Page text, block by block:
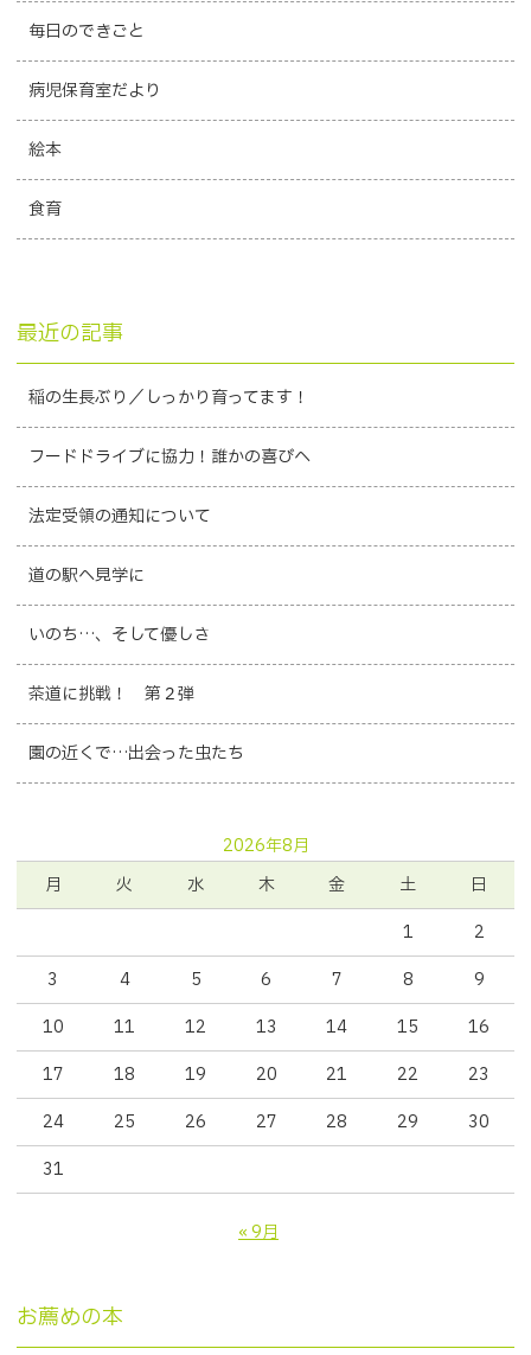
毎日のできごと
病児保育室だより
絵本
食育
最近の記事
稲の生長ぶり／しっかり育ってます！
フードドライブに協力！誰かの喜びへ
法定受領の通知について
道の駅へ見学に
いのち…、そして優しさ
茶道に挑戦！ 第２弾
園の近くで…出会った虫たち
2026年8月
月
火 水 木 金 土
日
1
2
3
4 5 6 7 8
9
10
11 12 13 14 15
16
17
18 19 20 21 22
23
24
25 26 27 28 29
30
31
« 9月
お薦めの本